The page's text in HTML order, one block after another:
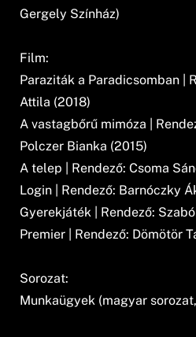
Gergely Színház)
Film:
Paraziták a Paradicsomban |
Attila (2018)
A vastagbőrű mimóza |
Polczer Bianka (2015)
A telep | Rendező: Csoma
Login | Rendező: Barnóczky
Gyerekjáték | Rendező:
Premier | Rendező: Dömötör
Sorozat:
Munkaügyek (magyar